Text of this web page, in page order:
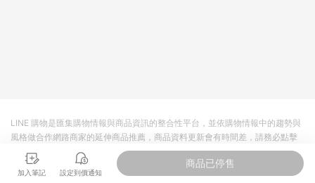
加入筆記 設定到價通知
商品已停售
LINE 購物是匯集購物情報與商品資訊的整合性平台，並依購物情報中的趨勢與
風格做合作網路商家的延伸商品推薦，商品資料更新會有時間差，請務必點擊
商品至各合作網路商家，確認現售價與購物條件，一切資訊以合作廠商網頁為
準。